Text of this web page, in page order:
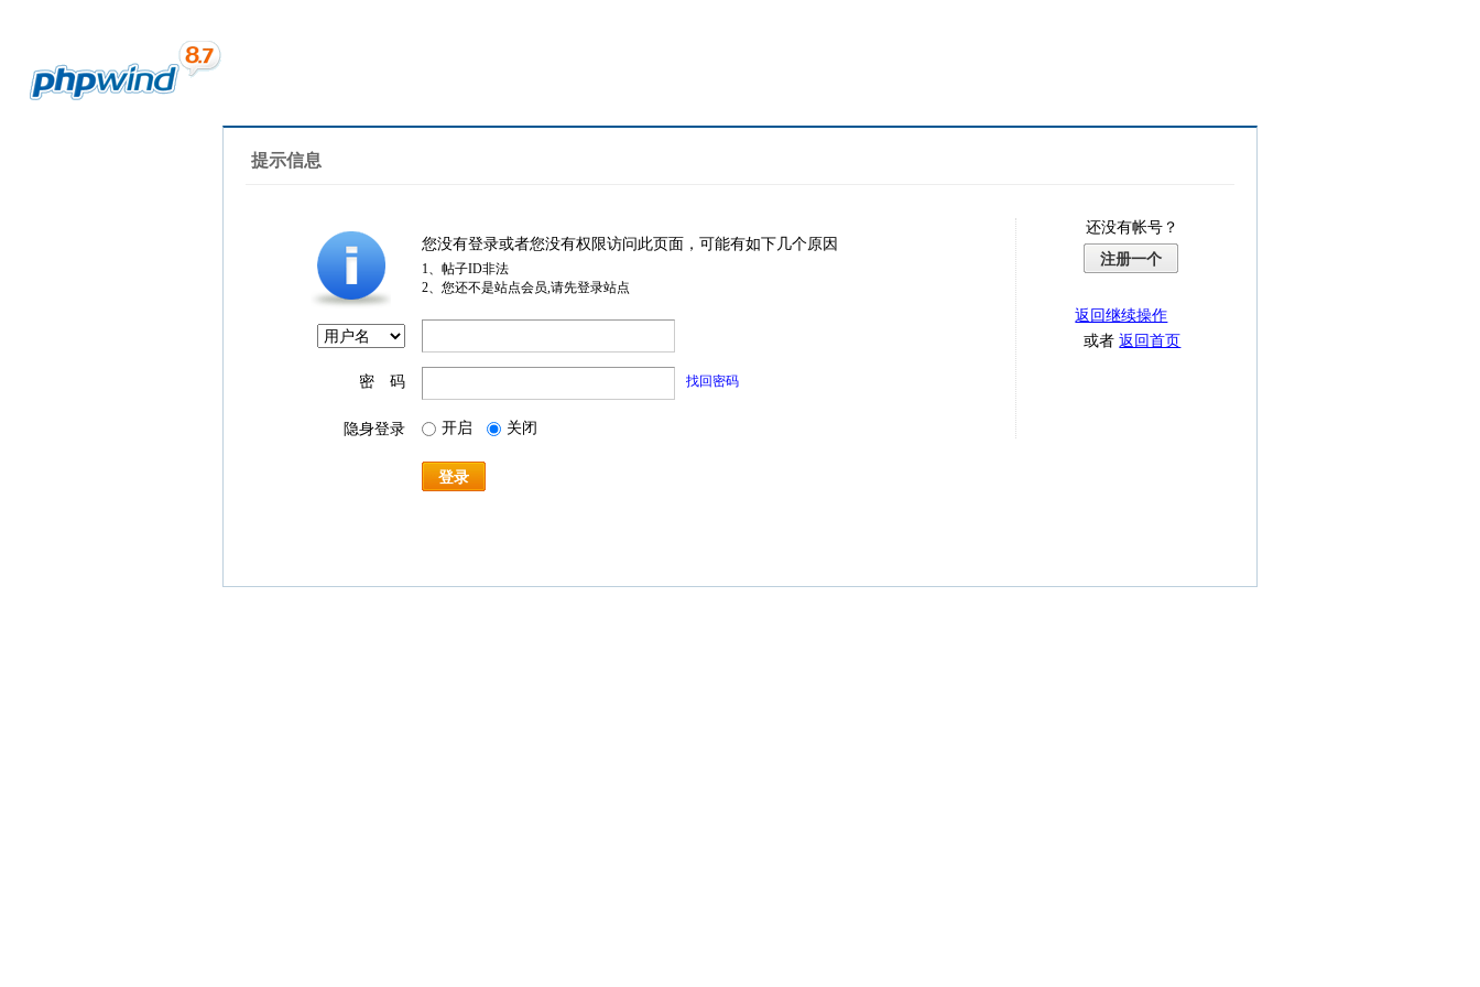
提示信息
您没有登录或者您没有权限访问此页面，可能有如下几个原因
1、帖子ID非法
2、您还不是站点会员,请先登录站点
密 码 找回密码
隐身登录 开启 关闭
登录
还没有帐号？
注册一个
返回继续操作
或者返回首页